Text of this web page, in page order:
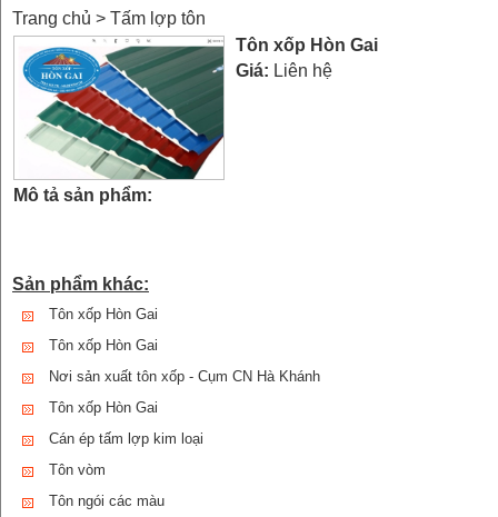
prev
Trang chủ > Tấm lợp tôn
Tôn xốp Hòn Gai
Giá: Liên hệ
Mô tả sản phẩm:
Sản phẩm khác:
Tôn xốp Hòn Gai
Tôn xốp Hòn Gai
Nơi sản xuất tôn xốp - Cụm CN Hà Khánh
Tôn xốp Hòn Gai
Cán ép tấm lợp kim loại
Tôn vòm
Tôn ngói các màu